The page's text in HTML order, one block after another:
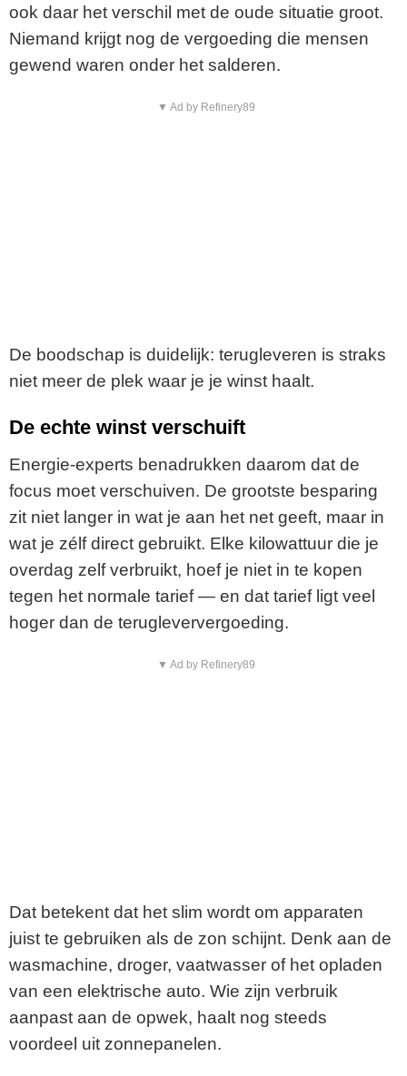
ook daar het verschil met de oude situatie groot.
Niemand krijgt nog de vergoeding die mensen
gewend waren onder het salderen.
▼ Ad by Refinery89
De boodschap is duidelijk: terugleveren is straks
niet meer de plek waar je je winst haalt.
De echte winst verschuift
Energie-experts benadrukken daarom dat de
focus moet verschuiven. De grootste besparing
zit niet langer in wat je aan het net geeft, maar in
wat je zélf direct gebruikt. Elke kilowattuur die je
overdag zelf verbruikt, hoef je niet in te kopen
tegen het normale tarief — en dat tarief ligt veel
hoger dan de terugleververgoeding.
▼ Ad by Refinery89
Dat betekent dat het slim wordt om apparaten
juist te gebruiken als de zon schijnt. Denk aan de
wasmachine, droger, vaatwasser of het opladen
van een elektrische auto. Wie zijn verbruik
aanpast aan de opwek, haalt nog steeds
voordeel uit zonnepanelen.